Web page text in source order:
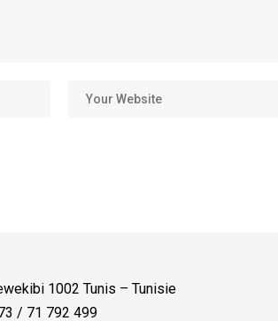
1002 Tunis – Tunisie
/ 71 792 499